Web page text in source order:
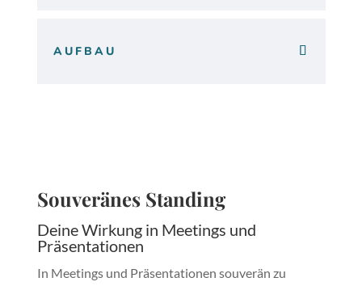
AUFBAU
Souveränes Standing
Deine Wirkung in Meetings und
Präsentationen
In Meetings und Präsentationen souverän zu